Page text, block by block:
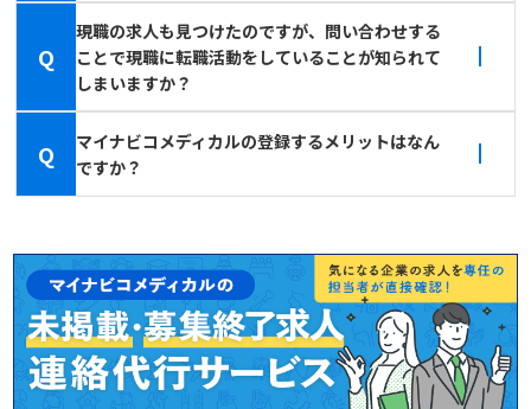
Q
現職の求人も見つけたのですが、問い合わせする
ことで現職に転職活動をしていることが知られて
しまいますか？
Q
マイナビコメディカルの登録するメリットはなん
ですか？